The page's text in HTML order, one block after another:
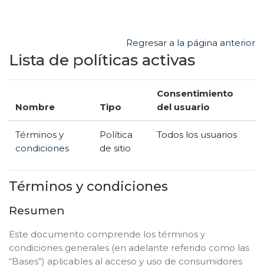
Regresar a la página anterior
Lista de políticas activas
Nombre Tipo
Consentimiento
del usuario
Términos y
condiciones
Política
de sitio
Todos los usuarios
Términos y condiciones
Resumen
Este documento comprende los términos y
condiciones generales (en adelante referido como las
“Bases”) aplicables al acceso y uso de consumidores